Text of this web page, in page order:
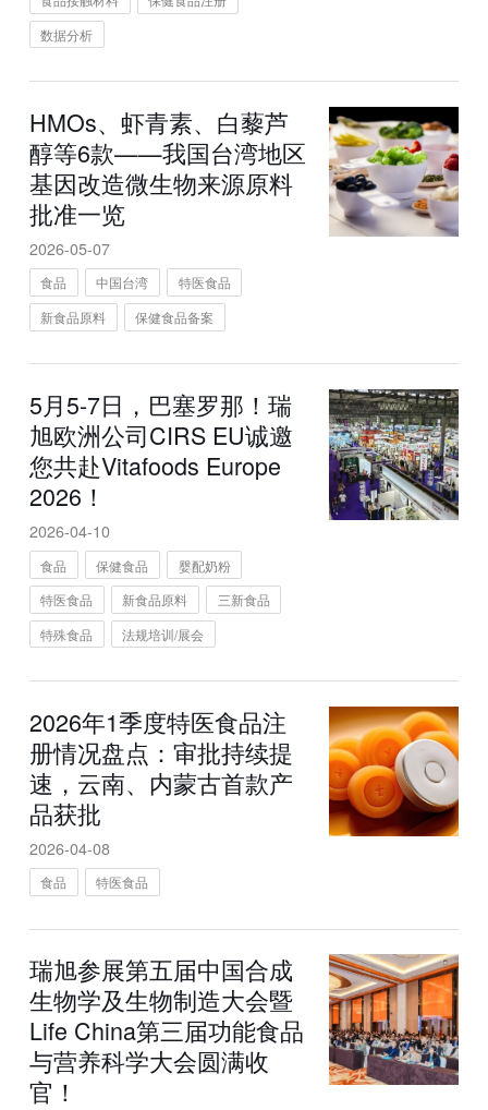
数据分析
HMOs、虾青素、白藜芦
醇等6款——我国台湾地区
基因改造微生物来源原料
批准一览
2026-05-07
食品 中国台湾
特医食品
新食品原料
保健食品备案
5月5-7日，巴塞罗那！瑞
旭欧洲公司CIRS EU诚邀
您共赴Vitafoods Europe
2026！
2026-04-10
食品 保健食品
婴配奶粉
特医食品
新食品原料
三新食品
特殊食品
法规培训/展会
2026年1季度特医食品注
册情况盘点：审批持续提
速，云南、内蒙古首款产
品获批
2026-04-08
食品 特医食品
瑞旭参展第五届中国合成
生物学及生物制造大会暨
Life China第三届功能食品
与营养科学大会圆满收
官！